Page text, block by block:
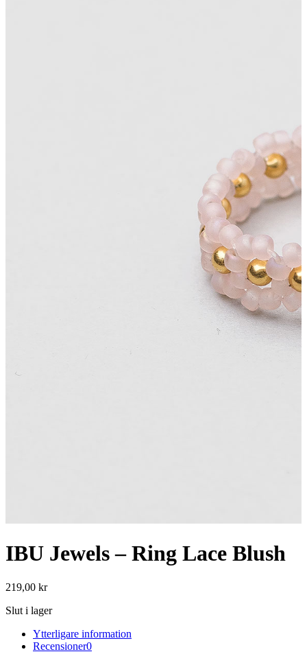
IBU Jewels – Ring Lace Blush
219,00 kr
Slut i lager
Ytterligare information
Recensioner0